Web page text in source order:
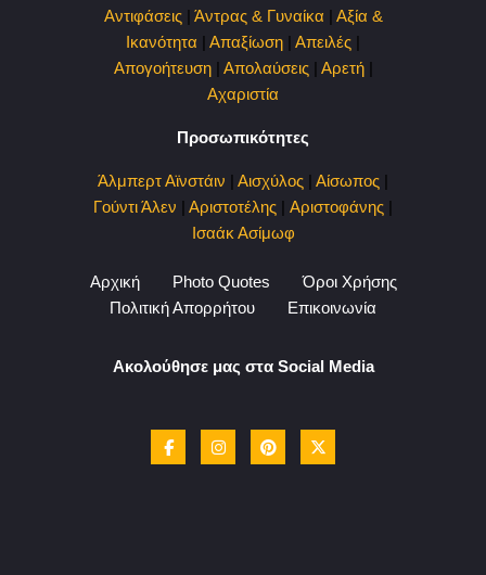
Αντιφάσεις| Άντρας & Γυναίκα | Αξία &
Ικανότητα | Απαξίωση | Απειλές |
Απογοήτευση| Απολαύσεις| Αρετή|
Αχαριστία
Προσωπικότητες
Άλμπερτ Αϊνστάιν | Αισχύλος | Αίσωπος |
Γούντι Άλεν | Αριστοτέλης | Αριστοφάνης |
Ισαάκ Ασίμωφ
Αρχική Photo Quotes
Όροι Χρήσης
Πολιτική Απορρήτου
Επικοινωνία
Ακολούθησε μας στα Social Media